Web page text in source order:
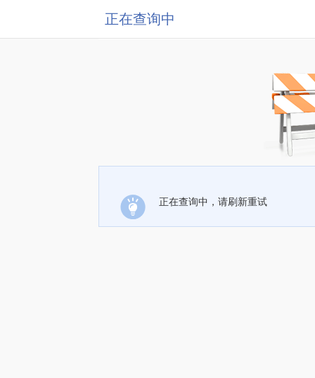
正在查询中
正在查询中，请刷新重试